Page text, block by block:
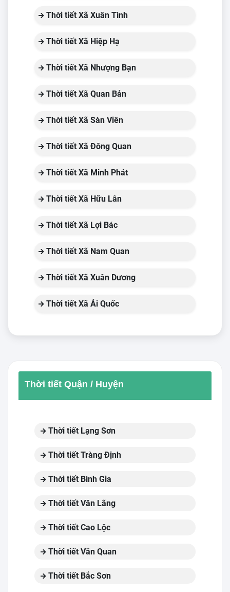
Thời tiết Xã Xuân Tình
Thời tiết Xã Hiệp Hạ
Thời tiết Xã Nhượng Bạn
Thời tiết Xã Quan Bản
Thời tiết Xã Sàn Viên
Thời tiết Xã Đông Quan
Thời tiết Xã Minh Phát
Thời tiết Xã Hữu Lân
Thời tiết Xã Lợi Bác
Thời tiết Xã Nam Quan
Thời tiết Xã Xuân Dương
Thời tiết Xã Ái Quốc
Thời tiết Quận / Huyện
Thời tiết Lạng Sơn
Thời tiết Tràng Định
Thời tiết Bình Gia
Thời tiết Văn Lãng
Thời tiết Cao Lộc
Thời tiết Văn Quan
Thời tiết Bắc Sơn